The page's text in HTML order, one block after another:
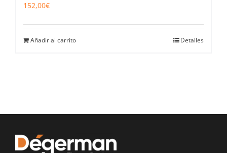
152,00€
Añadir al carrito Detalles